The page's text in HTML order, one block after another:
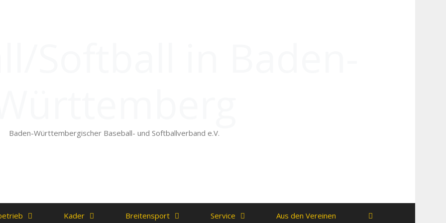
Baden-Württembergischer Baseball- und Softballverband e.V.
Kader Breitensport Service Aus den Vereinen